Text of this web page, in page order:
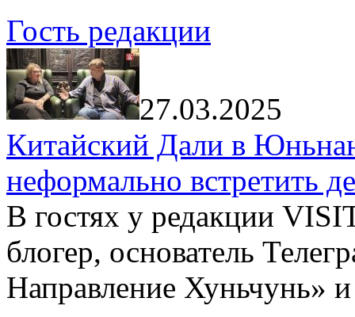
Гость редакции
27.03.2025
Китайский Дали в
неформально встретить
В гостях у редакции
блогер, основатель
Направление Хуньчунь»